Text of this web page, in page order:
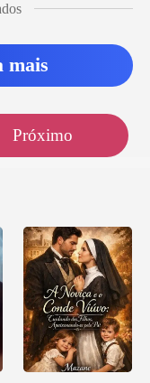
mais
Próximo